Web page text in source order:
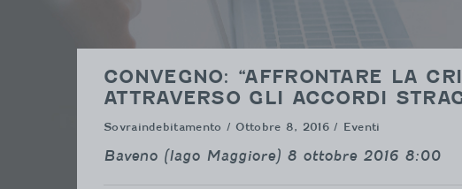
CONVEGNO: “AFFRONTARE LA
ATTRAVERSO GLI ACCORDI
Sovraindebitamento / Ottobre 8, 2016 / Eventi
Baveno (lago Maggiore) 8 ottobre 2016 8:00